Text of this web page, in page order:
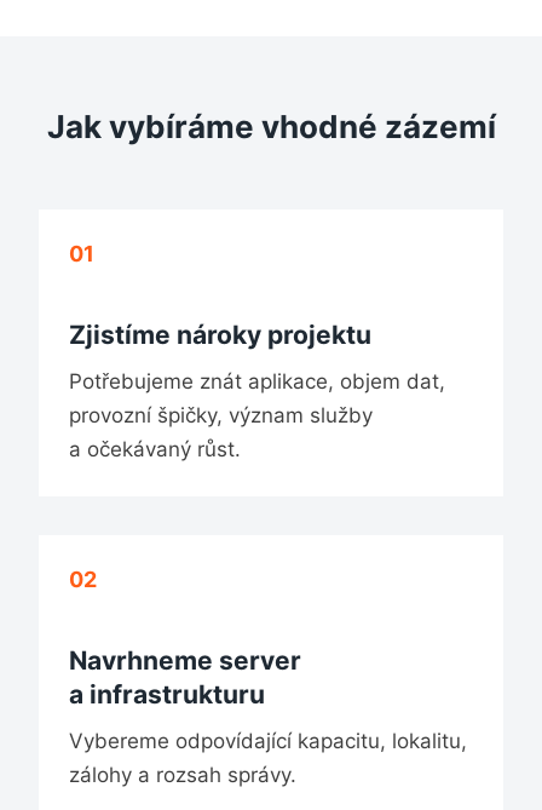
Jak vybíráme vhodné zázemí
01
Zjistíme nároky projektu
Potřebujeme znát aplikace, objem dat,
provozní špičky, význam služby
a očekávaný růst.
02
Navrhneme server
a infrastrukturu
Vybereme odpovídající kapacitu, lokalitu,
zálohy a rozsah správy.